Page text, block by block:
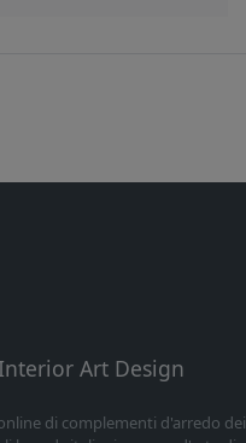
Art Design
di complementi d'arredo dei